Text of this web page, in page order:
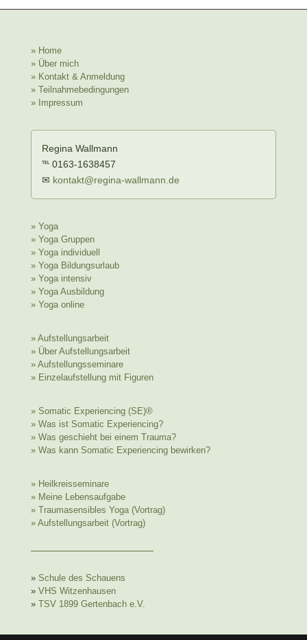
» Home
» Über mich
» Kontakt & Anmeldung
» Teilnahmebedingungen
» Impressum
Regina Wallmann
℡ 0163-1638457
✉ kontakt@regina-wallmann.de
» Yoga
» Yoga Gruppen
» Yoga individuell
» Yoga Bildungsurlaub
» Yoga intensiv
» Yoga Ausbildung
» Yoga online
» Aufstellungsarbeit
» Über Aufstellungsarbeit
» Aufstellungsseminare
» Einzelaufstellung mit Figuren
» Somatic Experiencing (SE)®
» Was ist Somatic Experiencing?
» Was geschieht bei einem Trauma?
» Was kann Somatic Experiencing bewirken?
» Heilkreisseminare
» Meine Lebensaufgabe
» Traumasensibles Yoga (Vortrag)
» Aufstellungsarbeit (Vortrag)
» Schule des Schauens
» VHS Witzenhausen
» TSV 1899 Gertenbach e.V.